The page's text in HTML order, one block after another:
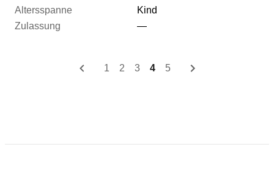
Kind
—
1 2 3 4 5